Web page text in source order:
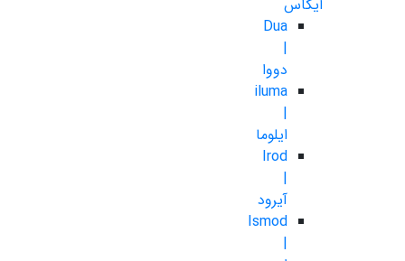
آیکاس
Dua
|
دووا
iluma
|
ایلوما
Irod
|
آیرود
Ismod
|